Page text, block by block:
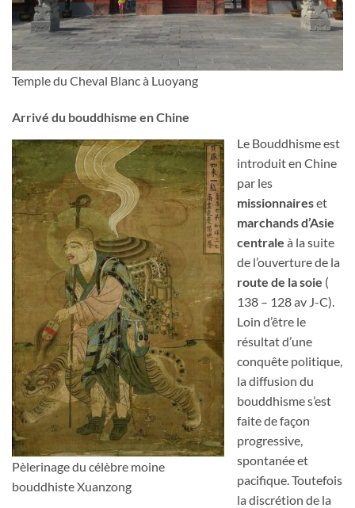
Temple du Cheval Blanc à Luoyang
Arrivé du bouddhisme en Chine
Pèlerinage du célèbre moine
bouddhiste Xuanzong
Le Bouddhisme est
introduit en Chine
par les
missionnaireset
marchands d’Asie
centrale à la suite
de l’ouverture de la
route de la soie (
138 – 128 av J-C).
Loin d’être le
résultat d’une
conquête politique,
la diffusion du
bouddhisme s’est
faite de façon
progressive,
spontanée et
pacifique. Toutefois
la discrétion de la